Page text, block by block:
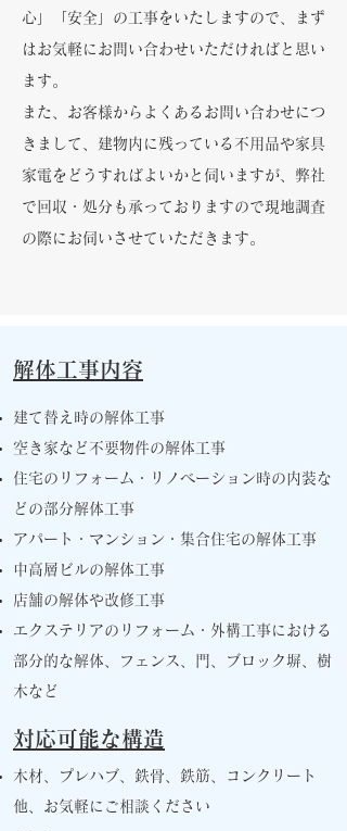
心」「安全」の工事をいたしますので、まず
はお気軽にお問い合わせいただければと思い
ます。
また、お客様からよくあるお問い合わせにつ
きまして、建物内に残っている不用品や家具
家電をどうすればよいかと伺いますが、弊社
で回収・処分も承っておりますので現地調査
の際にお伺いさせていただきます。
解体工事内容
建て替え時の解体工事
空き家など不要物件の解体工事
住宅のリフォーム・リノベーション時の内装な
どの部分解体工事
アパート・マンション・集合住宅の解体工事
中高層ビルの解体工事
店舗の解体や改修工事
エクステリアのリフォーム・外構工事における
部分的な解体、フェンス、門、ブロック塀、樹
木など
対応可能な構造
木材、プレハブ、鉄骨、鉄筋、コンクリート
他、お気軽にご相談ください